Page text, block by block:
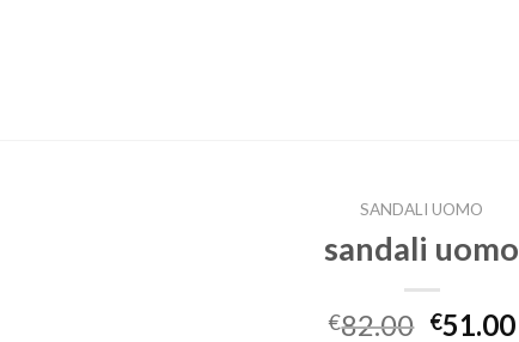
SANDALI UOMO
sandali uomo
€82.00 €51.00